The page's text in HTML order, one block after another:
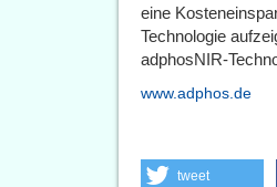
eine
Technologie
adphosNIR-
www.adphos.de
tweet